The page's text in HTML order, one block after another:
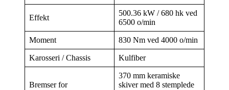
Effekt
500.36 kW / 680 hk ved
6500 o/min
Moment 830 Nm ved 4000 o/min
Karosseri / Chassis Kulfiber
Bremser for
370 mm keramiske
skiver med 8 stemplede